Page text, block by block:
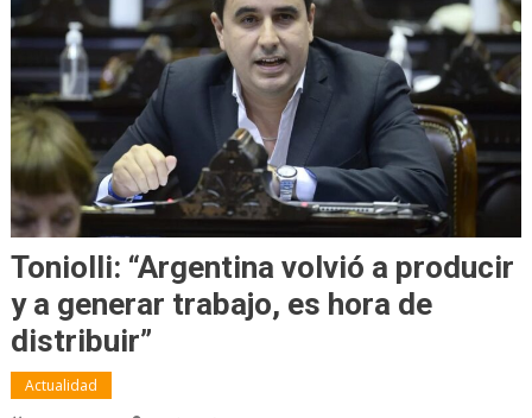
Toniolli: “Argentina volvió a producir
y a generar trabajo, es hora de
distribuir”
Actualidad